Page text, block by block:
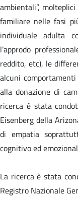
ambientali”,
familiare nelle fasi
individuale adulta
l’approdo
reddito, etc), le
alcuni
alla donazione di
ricerca è stata
Eisenberg della
di empatia
cognitivo ed
La ricerca è stata
Registro Nazionale